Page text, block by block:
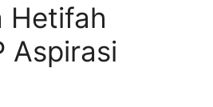
Hetifah
Aspirasi